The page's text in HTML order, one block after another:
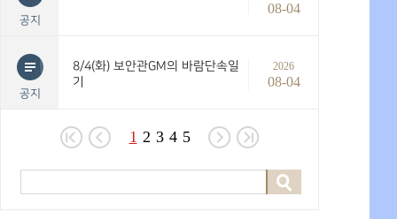
공지
08-04
공지
8/4(화) 보안관GM의 바람단속일
기
2026
08-04
1 2 3 4 5